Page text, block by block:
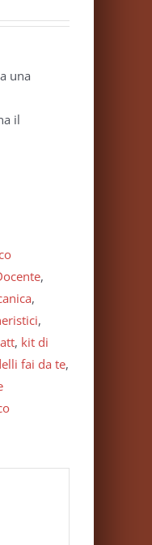
una
il
,
,
,
, kit di
fai da te,